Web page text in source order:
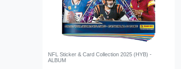
NFL Sticker & Card Collection 2025 (HYB) -
ALBUM